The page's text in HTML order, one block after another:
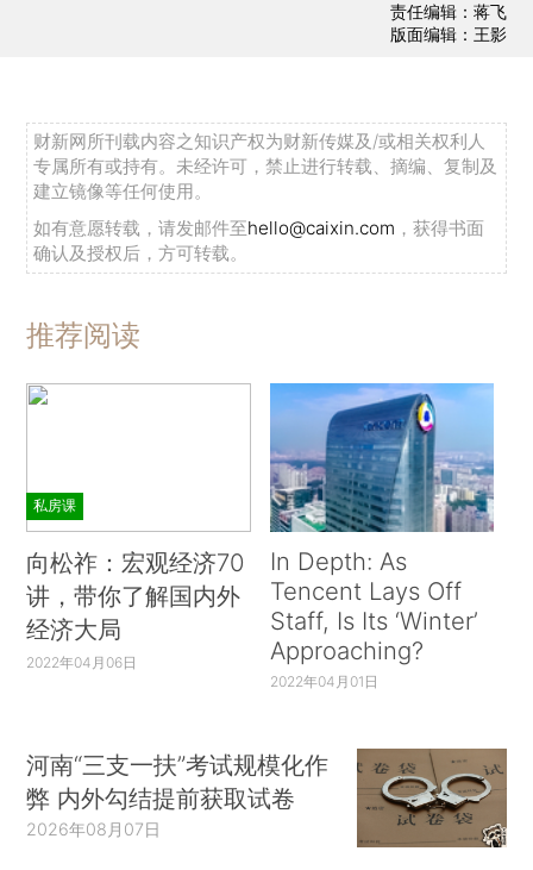
责任编辑：蒋飞
版面编辑：王影
财新网所刊载内容之知识产权为财新传媒及/或相关权利人
专属所有或持有。未经许可，禁止进行转载、摘编、复制及
建立镜像等任何使用。
如有意愿转载，请发邮件至hello@caixin.com ，获得书面
确认及授权后，方可转载。
推荐阅读
私房课
向松祚：宏观经济70
讲，带你了解国内外
经济大局
2022年04月06日
In Depth: As
Tencent Lays Off
Staff, Is Its ‘Winter’
Approaching?
2022年04月01日
河南“三支一扶”考试规模化作
弊 内外勾结提前获取试卷
2026年08月07日